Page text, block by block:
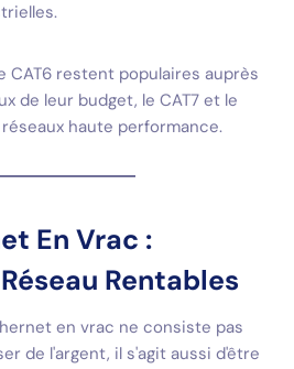
CAT6 restent populaires auprès
de leur budget, le CAT7 et le
haute performance.
En Vrac :
Rentables
en vrac ne consiste pas
de l'argent, il s'agit aussi d'être